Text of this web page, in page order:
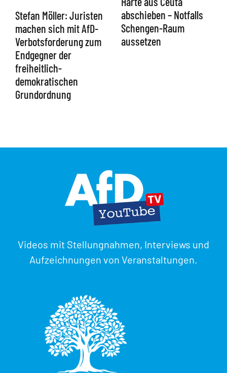
Stefan Möller: Juristen
machen sich mit AfD-
Verbotsforderung zum
Endgegner der
freiheitlich-
demokratischen
Grundordnung
abschieben – Notfalls
Schengen-Raum
aussetzen
Videos mit Stellungnahmen, Interviews und
Aufzeichnungen von Veranstaltungen.